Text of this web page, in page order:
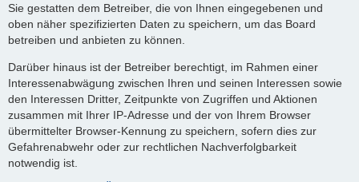
Sie gestatten dem Betreiber, die von Ihnen eingegebenen und
oben näher spezifizierten Daten zu speichern, um das Board
betreiben und anbieten zu können.
Darüber hinaus ist der Betreiber berechtigt, im Rahmen einer
Interessenabwägung zwischen Ihren und seinen Interessen sowie
den Interessen Dritter, Zeitpunkte von Zugriffen und Aktionen
zusammen mit Ihrer IP-Adresse und der von Ihrem Browser
übermittelter Browser-Kennung zu speichern, sofern dies zur
Gefahrenabwehr oder zur rechtlichen Nachverfolgbarkeit
notwendig ist.